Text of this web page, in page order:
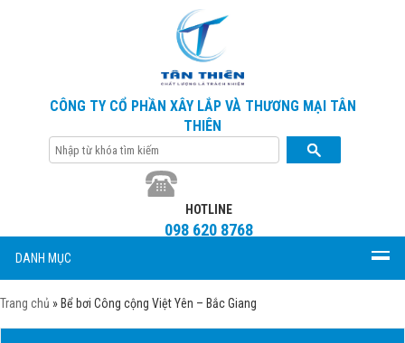
CÔNG TY CỔ PHẦN XÂY LẮP VÀ THƯƠNG MẠI TÂN
THIÊN
HOTLINE
098 620 8768
DANH MỤC
Trang chủ » Bể bơi Công cộng Việt Yên – Bắc Giang